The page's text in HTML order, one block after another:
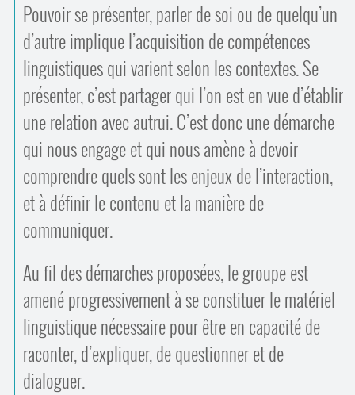
Pouvoir se présenter, parler de soi ou de quelqu’un
d’autre implique l’acquisition de compétences
linguistiques qui varient selon les contextes. Se
présenter, c’est partager qui l’on est en vue d’établir
une relation avec autrui. C’est donc une démarche
qui nous engage et qui nous amène à devoir
comprendre quels sont les enjeux de l’interaction,
et à définir le contenu et la manière de
communiquer.
Au fil des démarches proposées, le groupe est
amené progressivement à se constituer le matériel
linguistique nécessaire pour être en capacité de
raconter, d’expliquer, de questionner et de
dialoguer.